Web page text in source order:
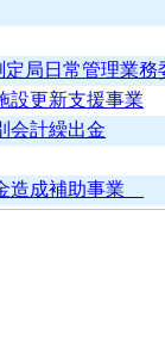
定局日常管理業務
設更新支援事業
会計繰出金
造成補助事業